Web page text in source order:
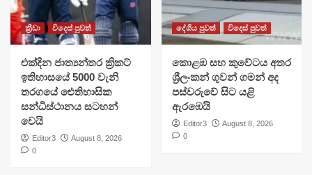
ක්‍රීඩා විදෙස් පුවත්
එක්දින ජාත්‍යන්තර ක්‍රිකට්
ඉතිහාසයේ 5000 වැනි
තරගයේ ඓතිහාසික
සන්ධිස්ථානය සටහන්
වෙයි
Editor3
August 8, 2026
0
දේශීය පුවත් විදෙස් පුවත්
​කොළඹ සහ කුවේටය අතර
ශ්‍රීලංකන් ගුවන් ගමන් අද
පස්වරුවේ සිට යළි
ඇරඹෙයි
Editor3
August 8, 2026
0